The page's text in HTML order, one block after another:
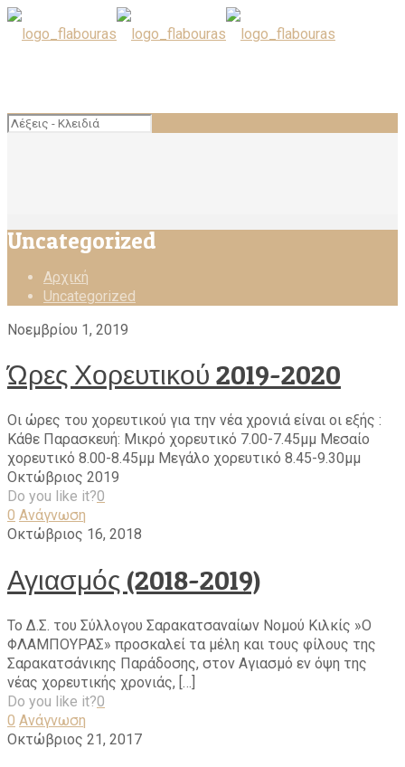
Uncategorized
Αρχική
Uncategorized
Νοεμβρίου 1, 2019
Ώρες Χορευτικού 2019-2020
Οι ώρες του χορευτικού για την νέα χρονιά είναι οι εξής :
Κάθε Παρασκευή: Μικρό χορευτικό 7.00-7.45μμ Μεσαίο
χορευτικό 8.00-8.45μμ Μεγάλο χορευτικό 8.45-9.30μμ
Οκτώβριος 2019
Do you like it?0
0 Ανάγνωση
Οκτώβριος 16, 2018
Αγιασμός (2018-2019)
Το Δ.Σ. του Σύλλογου Σαρακατσαναίων Νομού Κιλκίς »Ο
ΦΛΑΜΠΟΥΡΑΣ» προσκαλεί τα μέλη και τους φίλους της
Σαρακατσάνικης Παράδοσης, στον Αγιασμό εν όψη της
νέας χορευτικής χρονιάς, […]
Do you like it?0
0 Ανάγνωση
Οκτώβριος 21, 2017